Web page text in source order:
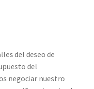
del deseo de
del
negociar nuestro